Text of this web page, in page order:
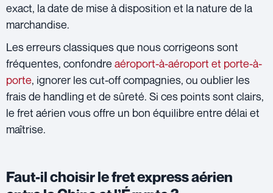
exact, la date de mise à disposition et la nature de la
marchandise.
Les erreurs classiques que nous corrigeons sont
fréquentes, confondre aéroport-à-aéroport et porte-à-
porte, ignorer les cut-off compagnies, ou oublier les
frais de handling et de sûreté. Si ces points sont clairs,
le fret aérien vous offre un bon équilibre entre délai et
maîtrise.
Faut-il choisir le fret express aérien